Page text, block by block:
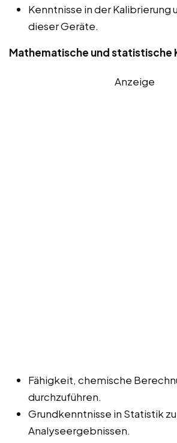
Kenntnisse in der Kalibrierung
dieser Geräte.
Mathematische und statistische
Anzeige
Fähigkeit, chemische
durchzuführen.
Grundkenntnisse in Statistik
Analyseergebnissen.